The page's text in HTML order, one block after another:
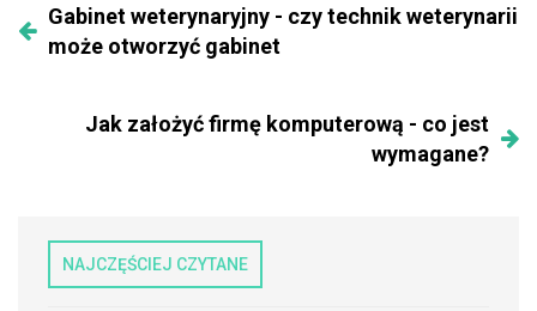
Gabinet weterynaryjny - czy technik weterynarii
może otworzyć gabinet
Jak założyć firmę komputerową - co jest
wymagane?
NAJCZĘŚCIEJ CZYTANE